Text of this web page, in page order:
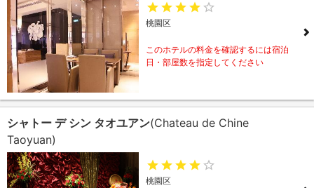
桃園区
このホテルの料金を確認するには宿泊
日・部屋数を指定してください
シャトー デ シン タオユアン(Chateau de Chine
Taoyuan)
桃園区